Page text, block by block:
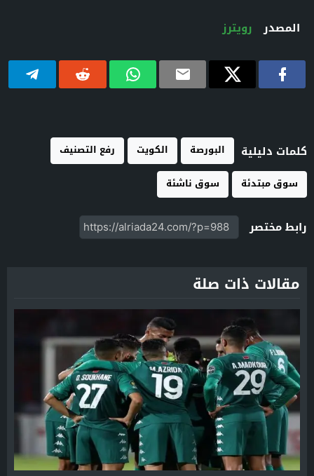
المصدر رويترز
كلمات دليلية البورصة الكويت
رفع التصنيف
سوق مبتدئة
سوق ناشئة
رابط مختصر
مقالات ذات صلة